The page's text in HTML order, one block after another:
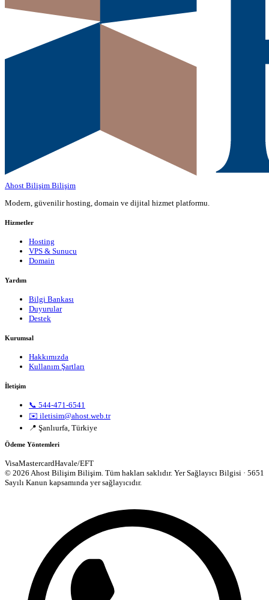
Ahost Bilişim Bilişim
Modern, güvenilir hosting, domain ve dijital hizmet platformu.
Hizmetler
Hosting
VPS & Sunucu
Domain
Yardım
Bilgi Bankası
Duyurular
Destek
Kurumsal
Hakkımızda
Kullanım Şartları
İletişim
📞 544-471-6541
✉️ iletisim@ahost.web.tr
📍 Şanlıurfa, Türkiye
Ödeme Yöntemleri
VisaMastercardHavale/EFT
© 2026 Ahost Bilişim Bilişim. Tüm hakları saklıdır. Yer Sağlayıcı Bilgisi · 5651
Sayılı Kanun kapsamında yer sağlayıcıdır.